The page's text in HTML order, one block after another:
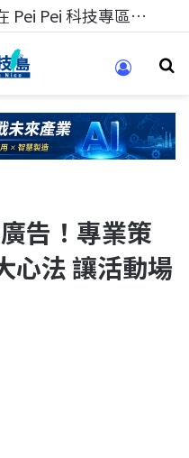
科技人的經驗傳承地！在 Pei Pei 科技專區，與學弟妹交流最硬核的技術
告！專業策
心法 讓活動場